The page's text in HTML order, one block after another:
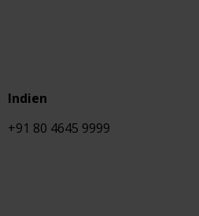
Indien
+91 80 4645 9999